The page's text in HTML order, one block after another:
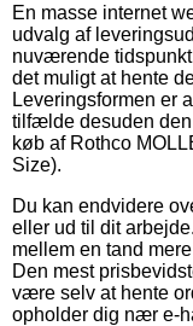
En masse internet
udvalg af
nuværende
det muligt at hente
Leveringsformen er
tilfælde desuden
køb af Rothco
Size).
Du kan endvidere
eller ud til dit
mellem en tand
Den mest
være selv at hente
opholder dig nær e-